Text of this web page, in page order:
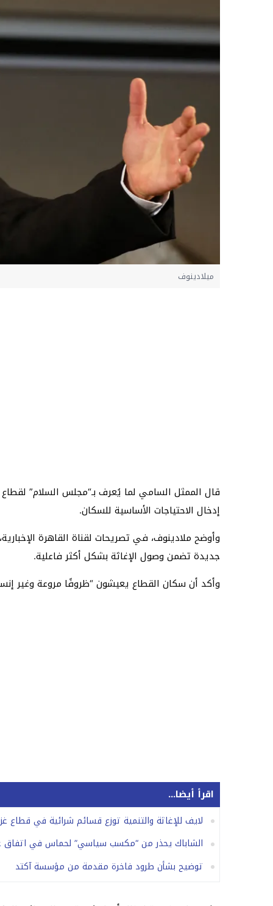
ميلادينوف
قال الممثل السامي لما يُعرف بـ“مجلس السلام”
إدخال الاحتياجات الأساسية للسكان.
وأوضح ملادينوف، في تصريحات لقناة القاهرة
جديدة تضمن وصول الإغاثة بشكل أكثر فاعلية.
وأكد أن سكان القطاع يعيشون “ظروفًا مروعة وغير
اقرأ أيضا...
لايف للإغاثة والتنمية توزع قسائم شرائية في قطاع
الشاباك يحذر من “مكسب سياسي” لحماس في اتفاق
توضيح بشأن طرود فاخرة مقدمة من مؤسسة آكتد